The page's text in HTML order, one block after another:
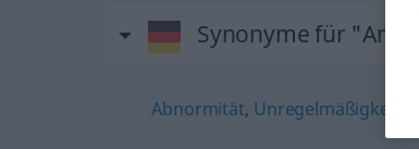
Synonyme für
Abnormität, Unregelmäßigkeit